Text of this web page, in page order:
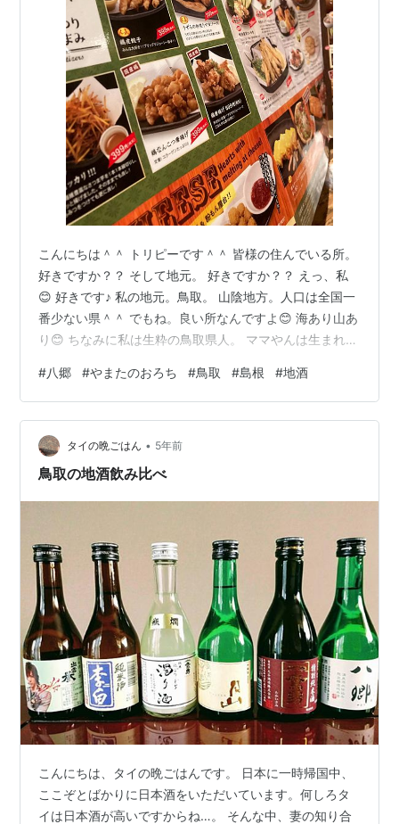
こんにちは＾＾ トリピーです＾＾ 皆様の住んでいる所。
好きですか？？ そして地元。 好きですか？？ えっ、私
😊 好きです♪ 私の地元。鳥取。 山陰地方。人口は全国一
番少ない県＾＾ でもね。良い所なんですよ😊 海あり山あ
り😊 ちなみに私は生粋の鳥取県人。 ママやんは生まれも
気持ちを持った鳥取県人。それがママやん👩 フガフガ👩
てな我々。 今回は珍しく外食。 何故か。 地元応援企画
再び😊 前回はコロナが少し収まった時にままやんと行っ
た事があります(^▽^)/ heberekenippou.com になみにこ
れ！！ の第二弾！！決行！！ コロナ禍に…
#八郷 #やまたのおろち #鳥取 #島根 #地酒
タイの晩ごはん • 5年前
鳥取の地酒飲み比べ
こんにちは、タイの晩ごはんです。 日本に一時帰国中、
ここぞとばかりに日本酒をいただいています。何しろタ
イは日本酒が高いですからね…。 そんな中、妻の知り合